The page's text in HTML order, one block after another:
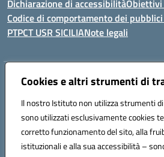
Cookies e altri strumenti di
Il nostro Istituto non utilizza strumenti
sono utilizzati esclusivamente cookies
corretto funzionamento del sito, alla
istituzionali e alla sua accessibilità –
Dichiarazione di accessibilità
Codice di comportamento dei
PTPCT USR SICILIANote legali
Indirizzo:Via Enrico Fermi, 4 - Cefalù
Posta elettronica certificata (PEC):
Codice fiscale: 82000590826
Codice meccanografico: PAIC8AJ008